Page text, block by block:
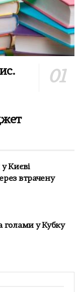
Києві
втрачену
голами у Кубку